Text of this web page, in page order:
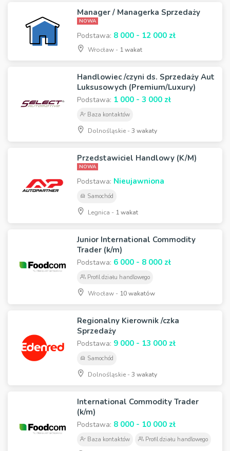
Manager / Managerka Sprzedaży
NOWA
Podstawa: 8 000 - 12 000 zł
Wrocław - 1 wakat
Handlowiec /czyni ds. Sprzedaży Aut
Luksusowych (Premium/Luxury)
Podstawa: 1 000 - 3 000 zł
Baza kontaktów
Dolnośląskie -3 wakaty
Przedstawiciel Handlowy (K/M)
NOWA
Podstawa: Nieujawniona
Samochód
Legnica - 1 wakat
Junior International Commodity
Trader (k/m)
Podstawa: 6 000 - 8 000 zł
Profil działu handlowego
Wrocław - 10 wakatów
Regionalny Kierownik /czka
Sprzedaży
Podstawa: 9 000 - 13 000 zł
Samochód
Dolnośląskie -3 wakaty
International Commodity Trader
(k/m)
Podstawa: 8 000 - 10 000 zł
Baza kontaktów Profil działu handlowego